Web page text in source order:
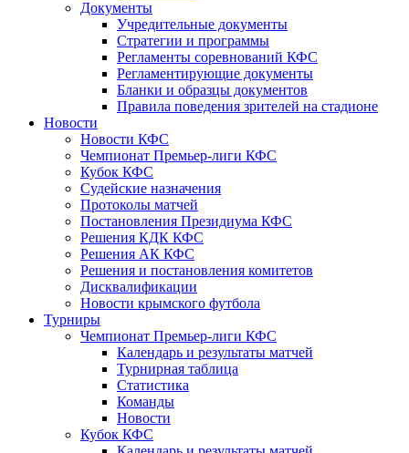
Документы
Учредительные документы
Стратегии и программы
Регламенты соревнований КФС
Регламентирующие документы
Бланки и образцы документов
Правила поведения зрителей на стадионе
Новости
Новости КФС
Чемпионат Премьер-лиги КФС
Кубок КФС
Судейские назначения
Протоколы матчей
Постановления Президиума КФС
Решения КДК КФС
Решения АК КФС
Решения и постановления комитетов
Дисквалификации
Новости крымского футбола
Турниры
Чемпионат Премьер-лиги КФС
Календарь и результаты матчей
Турнирная таблица
Статистика
Команды
Новости
Кубок КФС